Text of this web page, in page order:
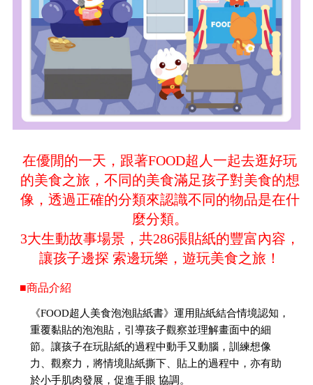
在優閒的一天，跟著FOOD超人一起去逛好玩
的美食之旅，不同的美食滿足孩子對美食的想
像，透過正確的分類來認識不同的物品是在什
麼分類。
3大生動故事場景，共286張貼紙的豐富內容，
讓孩子邊探 索邊玩樂，遊玩美食之旅！
■商品介紹
《FOOD超人美食泡泡貼紙書》運用貼紙結合情境認知，
重覆黏貼的泡泡貼，引導孩子觀察並理解畫面中的細
節。讓孩子在玩貼紙的過程中動手又動腦，訓練想像
力、觀察力，將情境貼紙撕下、貼上的過程中，亦有助
於小手肌肉發展，促進手眼 協調。